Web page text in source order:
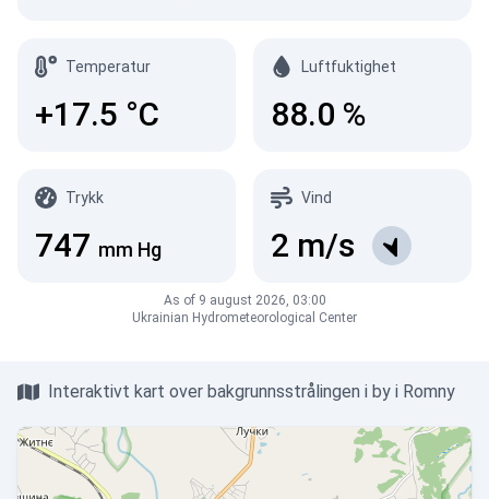
Temperatur
+17.5 °C
Luftfuktighet
88.0 %
Trykk
747 mm Hg
Vind
2 m/s
As of 9 august 2026, 03:00
Ukrainian Hydrometeorological Center
Interaktivt kart over bakgrunnsstrålingen i by i Romny